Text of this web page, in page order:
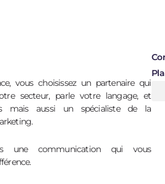
vous choisissez un partenaire qui
secteur, parle votre langage, et
mais aussi un spécialiste de la
une communication qui vous